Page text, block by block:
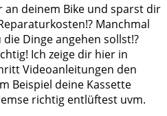
an deinem Bike und sparst dir
Manchmal
Dinge angehen sollst!?
Ich zeige dir hier in
Videoanleitungen den
Beispiel deine Kassette
richtig entlüftest uvm.